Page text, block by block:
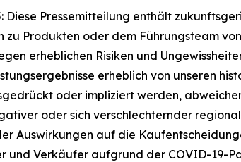
Pressemitteilung enthält
Produkten oder dem Führungsteam
erheblichen Risiken und
erheblich von unseren
oder impliziert werden,
oder sich verschlechternder
Auswirkungen auf die
und Verkäufer aufgrund der COVID-19-